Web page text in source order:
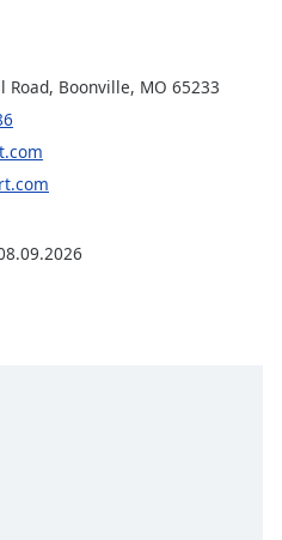
Road, Boonville, MO 65233